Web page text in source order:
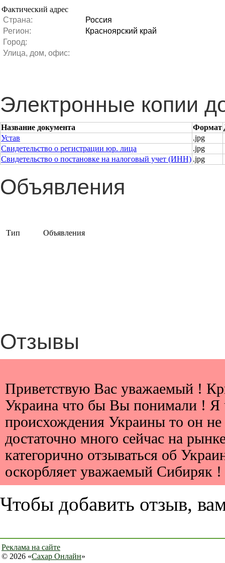
Фактический адрес
Страна:
Россия
Регион:
Красноярский край
Город:
Улица, дом, офис:
Электронные копии
Название документа Формат
Устав
.jpg
Свидетельство о регистрации юр. лица
.jpg
Свидетельство о постановке на налоговый учет (ИНН) .jpg
Объявления
Тип Объявления
Отзывы
Приветствую Вас уважаемый !
Украина что бы Вы понимали ! Я
происхождения Украины то он не
достаточно много сейчас на
категорично отзываться об
оскорбляет уважаемый Сибиряк !
Чтобы добавить отзыв,
Реклама на сайте
© 2026 «Сахар Онлайн»